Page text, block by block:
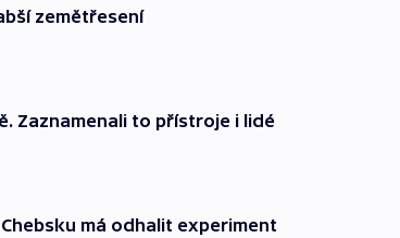
zemětřesení
Zaznamenali to přístroje i lidé
má odhalit experiment